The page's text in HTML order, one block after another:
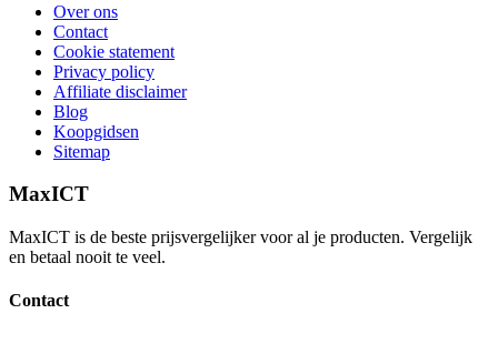
Over ons
Contact
Cookie statement
Privacy policy
Affiliate disclaimer
Blog
Koopgidsen
Sitemap
MaxICT
MaxICT is de beste prijsvergelijker voor al je producten. Vergelijk
en betaal nooit te veel.
Contact